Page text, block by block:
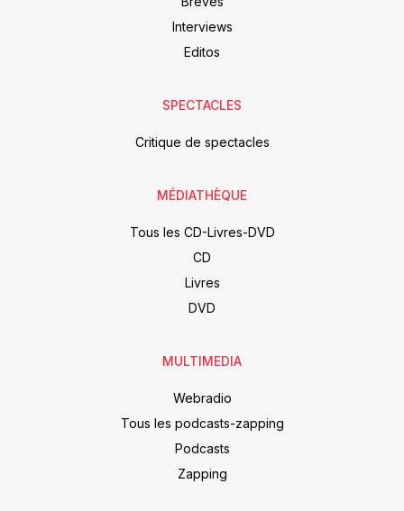
Interviews
Editos
SPECTACLES
Critique de spectacles
MÉDIATHÈQUE
Tous les CD-Livres-DVD
CD
Livres
DVD
MULTIMEDIA
Webradio
Tous les podcasts-zapping
Podcasts
Zapping